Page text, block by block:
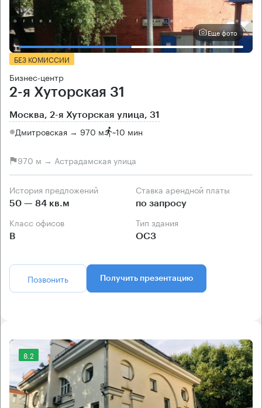
Еще фото
БЕЗ КОМИССИИ
Бизнес-центр
2-я Хуторская 31
Москва, 2-я Хуторская улица, 31
Дмитровская → 970 м ~10 мин
970 м → Астрадамская улица
История предложений
50 — 84 кв.м
Ставка арендной платы
по запросу
Класс офисов
B
Тип здания
ОСЗ
Позвонить Получить презентацию
8.2